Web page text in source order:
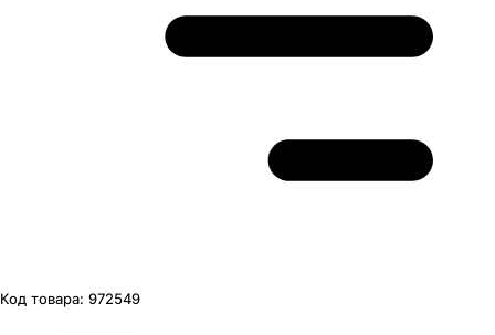
Код товара: 972549